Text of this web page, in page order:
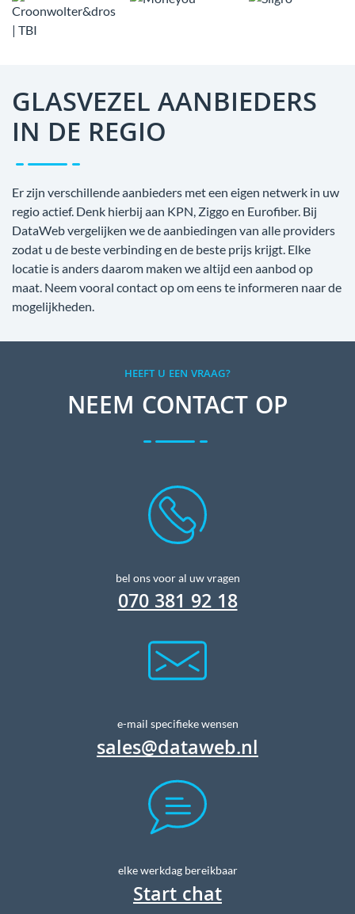
GLASVEZEL AANBIEDERS
IN DE REGIO
Er zijn verschillende aanbieders met een eigen netwerk in uw
regio actief. Denk hierbij aan KPN, Ziggo en Eurofiber. Bij
DataWeb vergelijken we de aanbiedingen van alle providers
zodat u de beste verbinding en de beste prijs krijgt. Elke
locatie is anders daarom maken we altijd een aanbod op
maat. Neem vooral contact op om eens te informeren naar de
mogelijkheden.
HEEFT U EEN VRAAG?
NEEM CONTACT OP
bel ons voor al uw vragen
070 381 92 18
e-mail specifieke wensen
sales@dataweb.nl
elke werkdag bereikbaar
Start chat